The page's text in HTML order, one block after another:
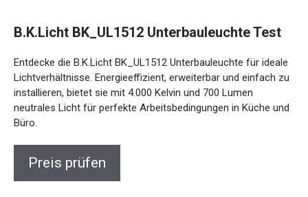
B.K.Licht BK_UL1512 Unterbauleuchte Test
Entdecke die B.K.Licht BK_UL1512 Unterbauleuchte für ideale
Lichtverhältnisse. Energieeffizient, erweiterbar und einfach zu
installieren, bietet sie mit 4.000 Kelvin und 700 Lumen
neutrales Licht für perfekte Arbeitsbedingungen in Küche und
Büro.
Preis prüfen